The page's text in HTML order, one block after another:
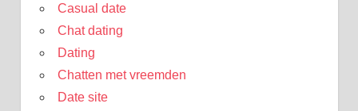
Casual date
Chat dating
Dating
Chatten met vreemden
Date site